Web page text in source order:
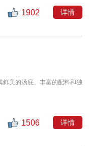
1902 详情
美的汤底、丰富的配料和独
1506 详情